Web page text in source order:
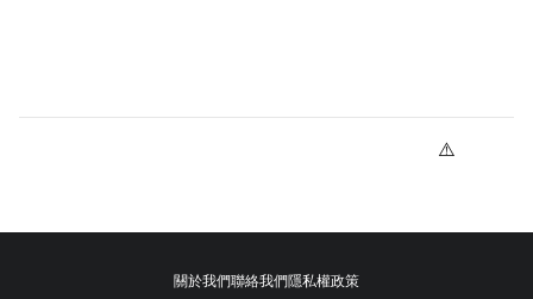
關於我們聯絡我們隱私權政策